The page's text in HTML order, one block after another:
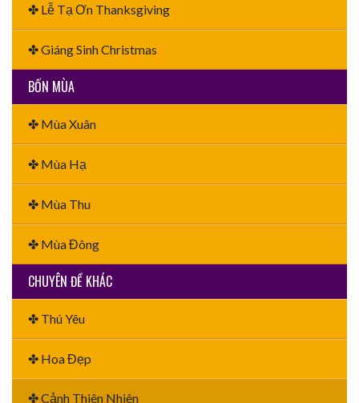
✤ Lễ Tạ Ơn Thanksgiving
✤ Giáng Sinh Christmas
BỐN MÙA
✤ Mùa Xuân
✤ Mùa Hạ
✤ Mùa Thu
✤ Mùa Đông
CHUYÊN ĐỀ KHÁC
✤ Thú Yêu
✤ Hoa Đẹp
✤ Cảnh Thiên Nhiên